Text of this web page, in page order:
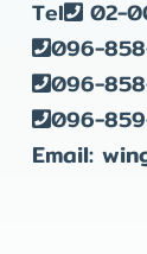
Tel 02-
096-
096-
096-
Email: